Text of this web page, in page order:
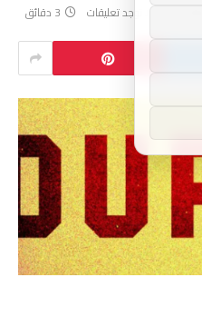
لا توجد تعليقات 3 دقائق